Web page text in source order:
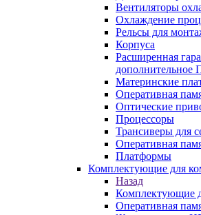
Вентиляторы
Охлаждение
Рельсы для
Корпуса
Расширенная
дополнительное
Материнские
Оперативная
Оптические
Процессоры
Трансиверы для
Оперативная
Платформы
Комплектующие для
Назад
Комплектующие
Оперативная